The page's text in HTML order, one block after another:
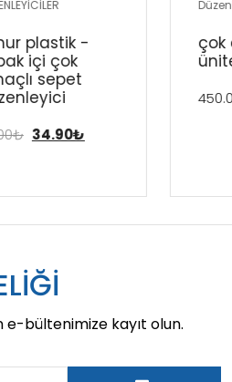
plasti̇k -
i̇çi̇ çok
sepet
34.90₺
çok
450.00₺
bültenimize kayıt olun.